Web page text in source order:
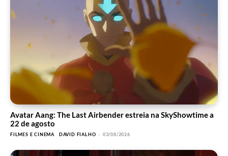
Avatar Aang: The Last Airbender estreia na SkyShowtime a
22 de agosto
FILMES E CINEMA DAVID FIALHO - 03/08/2026